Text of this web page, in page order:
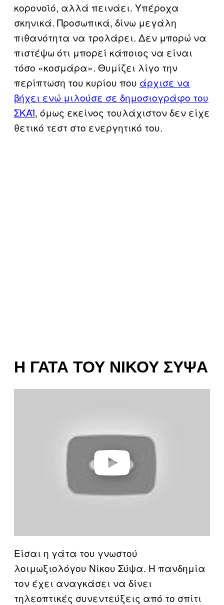
κορονοϊό, αλλά πεινάει. Υπέροχα
σκηνικά. Προσωπικά, δίνω μεγάλη
πιθανότητα να τρολάρει. Δεν μπορώ να
πιστέψω ότι μπορεί κάποιος να είναι
τόσο «κοσμάρα». Θυμίζει λίγο την
περίπτωση του κυρίου που άρχισε να
βήχει ενώ μιλούσε σε δημοσιογράφο του
ΣΚΑΪ, όμως εκείνος τουλάχιστον δεν είχε
θετικό τεστ στο ενεργητικό του.
Η ΓΆΤΑ ΤΟΥ ΝΊΚΟΥ ΣΎΨΑ
Είσαι η γάτα του γνωστού
λοιμωξιολόγου Νίκου Σύψα. Η πανδημία
τον έχει αναγκάσει να δίνει
τηλεοπτικές συνεντεύξεις από το σπίτι